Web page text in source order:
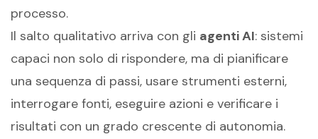
processo.
Il salto qualitativo arriva con gli agenti AI: sistemi
capaci non solo di rispondere, ma di pianificare
una sequenza di passi, usare strumenti esterni,
interrogare fonti, eseguire azioni e verificare i
risultati con un grado crescente di autonomia.